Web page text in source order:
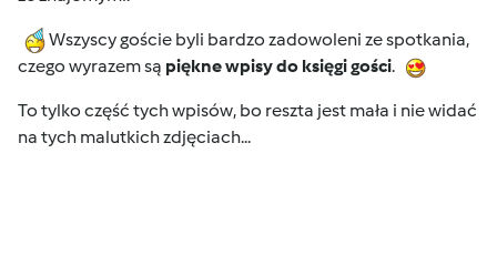
Wszyscy goście byli bardzo zadowoleni ze spotkania,
czego wyrazem są piękne wpisy do księgi gości.
To tylko część tych wpisów, bo reszta jest mała i nie widać
na tych malutkich zdjęciach...